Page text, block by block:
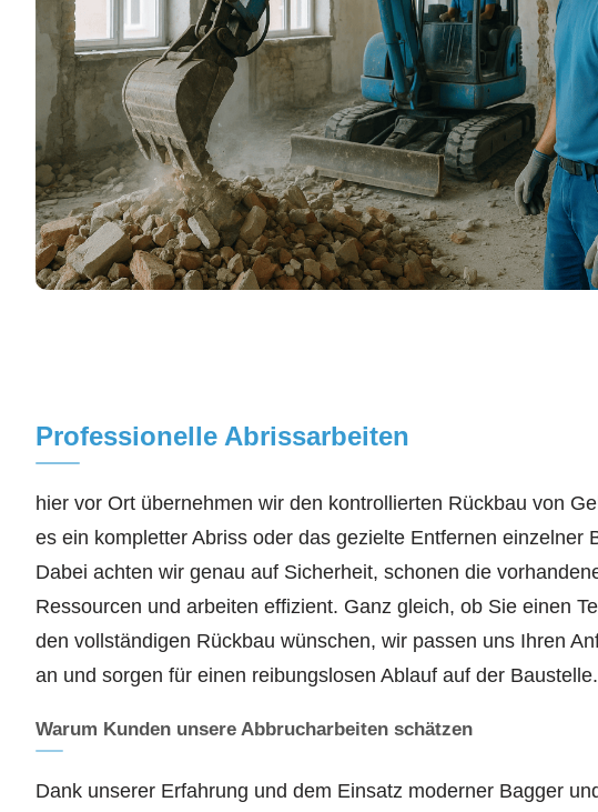
Professionelle Abrissarbeiten
hier vor Ort übernehmen wir den kontrollierten Rückbau von
es ein kompletter Abriss oder das gezielte Entfernen einzelner
Dabei achten wir genau auf Sicherheit, schonen die
Ressourcen und arbeiten effizient. Ganz gleich, ob Sie einen
den vollständigen Rückbau wünschen, wir passen uns Ihren
an und sorgen für einen reibungslosen Ablauf auf der Baustelle.
Warum Kunden unsere Abbrucharbeiten schätzen
Dank unserer Erfahrung und dem Einsatz moderner Bagger